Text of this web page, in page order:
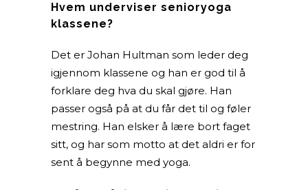
Hvem underviser senioryoga
klassene?
Det er Johan Hultman som leder deg
igjennom klassene og han er god til å
forklare deg hva du skal gjøre. Han
passer også på at du får det til og føler
mestring. Han elsker å lære bort faget
sitt, og har som motto at det aldri er for
sent å begynne med yoga.